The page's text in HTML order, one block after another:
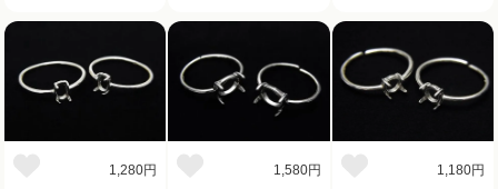
1,280円 1,580円 1,180円